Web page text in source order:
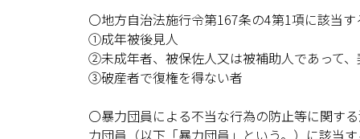
〇地方自治法施行令第167条の4第1項に該当す
①成年被後見人
②未成年者、被保佐人又は被補助人であって
③破産者で復権を得ない者
〇暴力団員による不当な行為の防止等に関す
力団員（以下「暴力団員」という。）に該